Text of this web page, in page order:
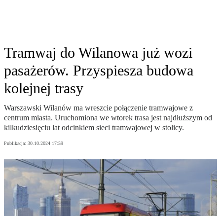
Tramwaj do Wilanowa już wozi
pasażerów. Przyspiesza budowa
kolejnej trasy
Warszawski Wilanów ma wreszcie połączenie tramwajowe z
centrum miasta. Uruchomiona we wtorek trasa jest najdłuższym od
kilkudziesięciu lat odcinkiem sieci tramwajowej w stolicy.
Publikacja: 30.10.2024 17:59